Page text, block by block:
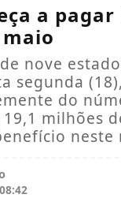
a pagar
nove
segunda (18),
do
19,1 milhões
neste